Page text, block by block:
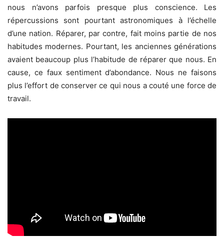
nous n’avons parfois presque plus conscience. Les
répercussions sont pourtant astronomiques à l’échelle
d’une nation. Réparer, par contre, fait moins partie de nos
habitudes modernes. Pourtant, les anciennes générations
avaient beaucoup plus l’habitude de réparer que nous. En
cause, ce faux sentiment d’abondance. Nous ne faisons
plus l’effort de conserver ce qui nous a couté une force de
travail.